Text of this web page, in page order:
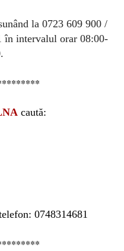
la 0723 609 900 /
în intervalul orar 08:00-
caută:
0748314681